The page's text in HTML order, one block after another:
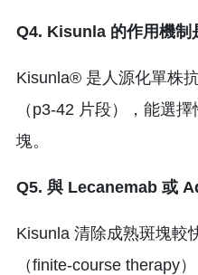
Q4. Kisunla 的作用機制
Kisunla® 是人源化單株
（p3-42 片段），能選
塊。
Q5. 與 Lecanemab 或
Kisunla 清除成熟斑塊較
（finite-course therapy